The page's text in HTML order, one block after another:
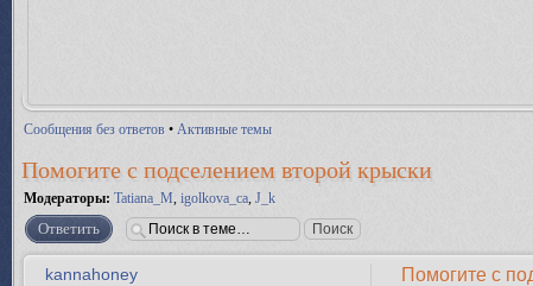
Сообщения без ответов • Активные темы
Помогите с подселением второй крыски
Модераторы: Tatiana_M, igolkova_ca, J_k
Ответить
Помогите с
kannahoney